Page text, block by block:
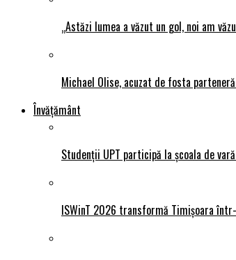
„Astăzi lumea a văzut un gol, noi am
Michael Olise, acuzat de fosta
Învățământ
Studenții UPT participă la școala de
ISWinT 2026 transformă Timișoara